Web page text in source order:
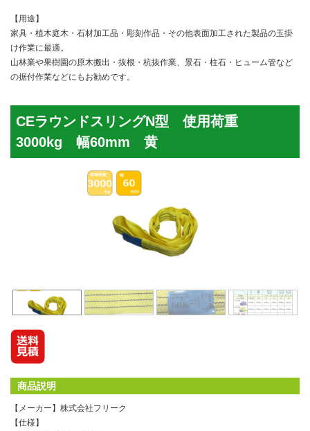
【用途】
家具・植木庭木・石材加工品・彫刻作品・その他表面加工された製品の玉掛
け作業に最適。
山林業や果樹園の原木搬出・抜根・杭抜作業、景石・柱石・ヒューム管など
の据付作業などにもお勧めです。
CEラウンドスリングN型 使用荷重
3000kg 幅60mm 黄
商品説明
【メーカー】株式会社フリーク
【仕様】